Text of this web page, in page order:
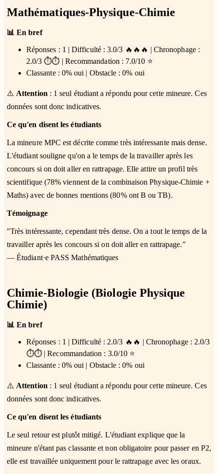
Mathématiques-Physique-Chimie
📊 En bref
Réponses : 1 | Difficulté : 3.0/3 🔥🔥🔥 | Chronophage :
2.0/3 ⏱️⏱️ | Recommandation : 7.0/10 ⭐
Classante : 0% oui | Obstacle : 0% oui
⚠️ Attention : 1 seul étudiant a répondu pour cette mineure. Ces
données sont donc indicatives.
Ce qu'en disent les étudiants
La mineure MPC est décrite comme très intéressante mais dense.
L'étudiant souligne qu'on a le temps de la travailler après les
concours si on doit aller en rattrapage. Elle attire un profil très
scientifique (78% viennent de la combinaison Physique-Chimie +
Maths) avec de bonnes mentions (80% ont B ou TB).
Témoignage
"Très intéressante, cependant très dense. On a tout le temps de la
travailler après les concours si on doit aller en rattrapage."
— Étudiant·e PASS Mathématiques
Chimie-Biologie (Biologie Physique
Chimie)
📊 En bref
Réponses : 1 | Difficulté : 2.0/3 🔥🔥 | Chronophage : 2.0/3
⏱️⏱️ | Recommandation : 3.0/10 ⭐
Classante : 0% oui | Obstacle : 0% oui
⚠️ Attention : 1 seul étudiant a répondu pour cette mineure. Ces
données sont donc indicatives.
Ce qu'en disent les étudiants
Le seul retour est plutôt mitigé. L'étudiant explique que la
mineure n'étant pas classante et non obligatoire pour passer en P2,
elle est travaillée uniquement pour le rattrapage avec les oraux.